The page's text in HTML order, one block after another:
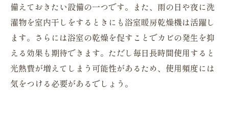
備えておきたい設備の一つです。また、雨の日や夜に洗
濯物を室内干しをするときにも浴室暖房乾燥機は活躍し
ます。さらには浴室の乾燥を促すことでカビの発生を抑
える効果も期待できます。ただし毎日長時間使用すると
光熱費が増えてしまう可能性があるため、使用頻度には
気をつける必要があるでしょう。